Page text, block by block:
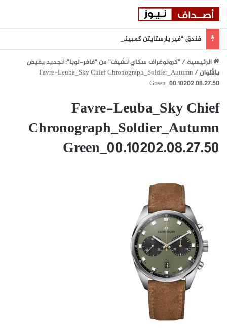
الرئيسية/"كرونوغراف سكاي تشيف" من "فافر-لوبا": تجديد يفيض
بالألوان/
Favre-Leuba_Sky Chief Chronograph_Soldier_Autumn
Green_00.10202.08.27.50
Favre-Leuba_Sky Chief
Chronograph_Soldier_Autumn
Green_00.10202.08.27.50